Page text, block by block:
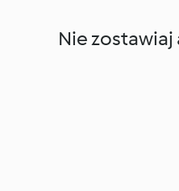
Nie zostawiaj